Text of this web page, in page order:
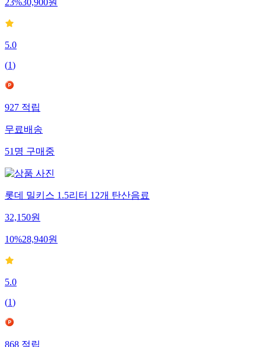
23%30,900원
5.0
(1)
927적립
무료배송
51명구매중
롯데 밀키스 1.5리터 12개 탄산음료
32,150원
10%28,940원
5.0
(1)